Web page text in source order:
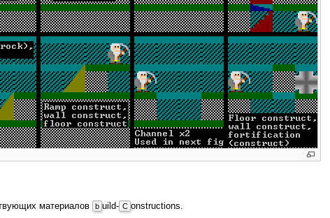
материалов
b uild- C onstructions.